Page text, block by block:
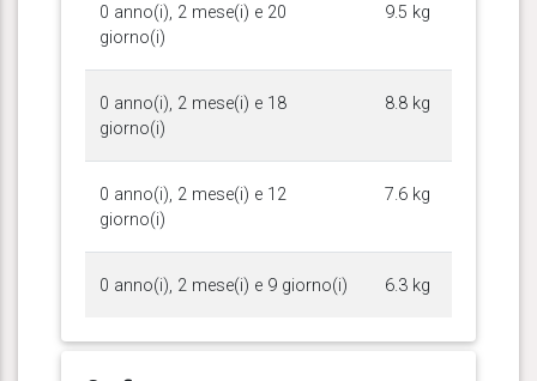
0 anno(i), 2 mese(i) e 20
giorno(i)
9.5 kg
0 anno(i), 2 mese(i) e 18
giorno(i)
8.8 kg
0 anno(i), 2 mese(i) e 12
giorno(i)
7.6 kg
0 anno(i), 2 mese(i) e 9 giorno(i) 6.3 kg